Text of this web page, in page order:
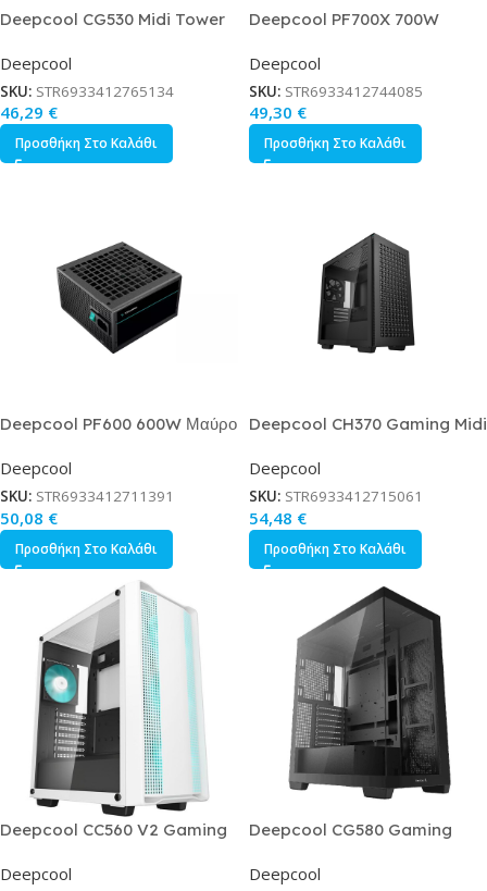
Deepcool CG530 Midi Tower
Παράθυρο Μαύρο
Deepcool
SKU: STR6933412765134
46,29 €
Προσθήκη Στο Καλάθι
Deepcool PF700X 700W
Full Wired 80 Plus Bronze
Deepcool
SKU: STR6933412744085
49,30 €
Προσθήκη Στο Καλάθι
Deepcool PF600 600W Μαύρο
Wired 80 Plus Standard
Deepcool
SKU: STR6933412711391
50,08 €
Προσθήκη Στο Καλάθι
Deepcool CH370 Gaming Midi
Πλαϊνό Παράθυρο Μαύρο
Deepcool
SKU: STR6933412715061
54,48 €
Προσθήκη Στο Καλάθι
Deepcool CC560 V2 Gaming
με Πλαϊνό Παράθυρο Λευκό
Deepcool
Deepcool CG580 Gaming
Παράθυρο Μαύρο
Deepcool